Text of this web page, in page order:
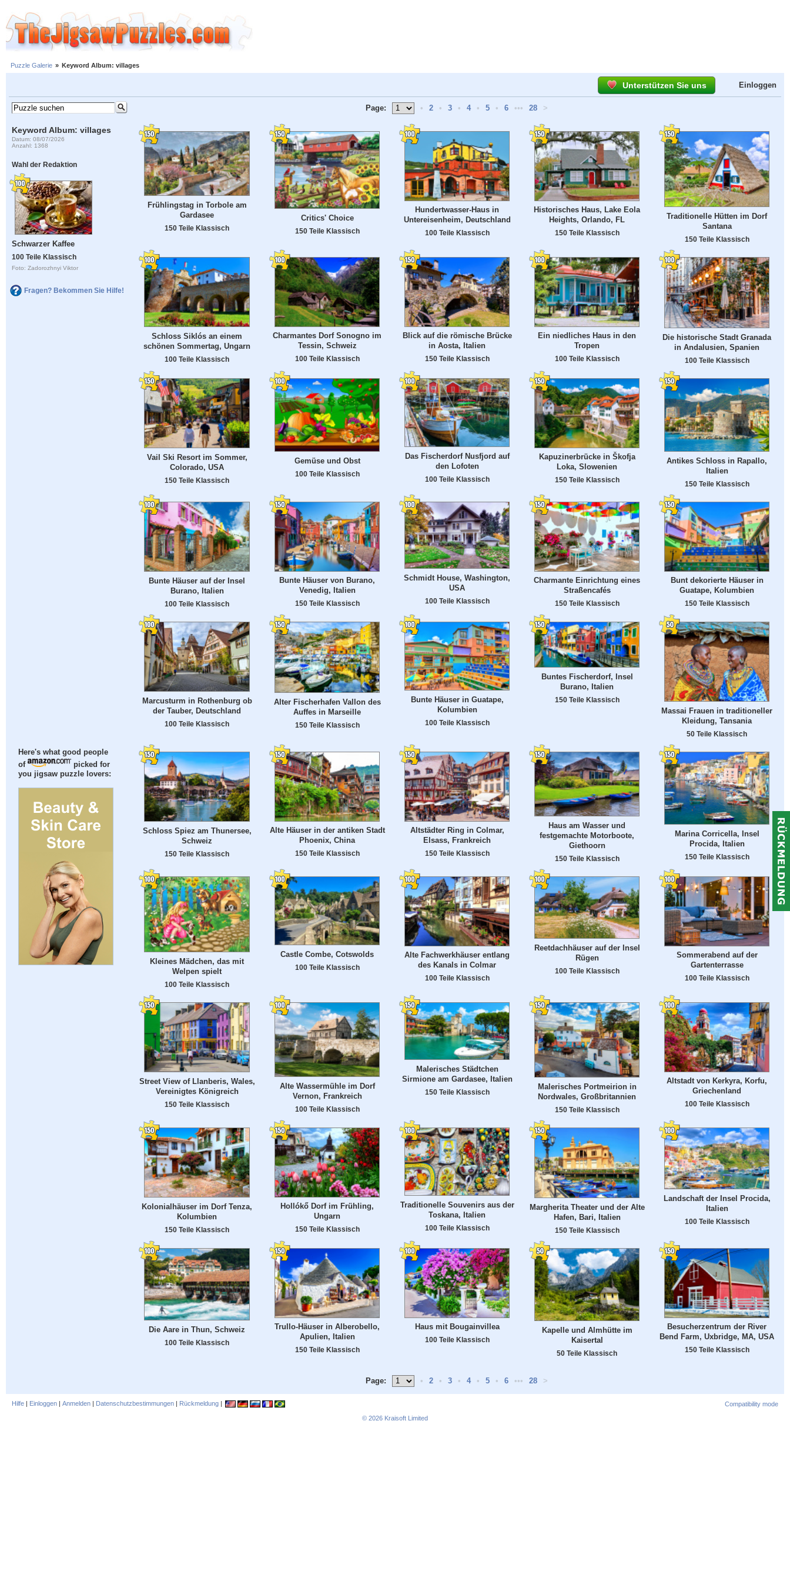
Puzzle Galerie » Keyword Album: villages
Unterstützen Sie uns Einloggen
Keyword Album: villages
Datum: 08/07/2026
Anzahl: 1368
Wahl der Redaktion
Schwarzer Kaffee
100 Teile Klassisch
Foto: Zadorozhnyi Viktor
Fragen? Bekommen Sie Hilfe!
Here's what good people
of
picked for
you jigsaw puzzle lovers:
Page: • 2 • 3 • 4 • 5 • 6 ••• 28 >
Frühlingstag in Torbole am
Gardasee
150 Teile Klassisch
Critics' Choice
150 Teile Klassisch
Hundertwasser-Haus in
Untereisenheim, Deutschland
100 Teile Klassisch
Historisches Haus, Lake Eola
Heights, Orlando, FL
150 Teile Klassisch
Traditionelle Hütten im Dorf
Santana
150 Teile Klassisch
Schloss Siklós an einem
schönen Sommertag, Ungarn
100 Teile Klassisch
Charmantes Dorf Sonogno im
Tessin, Schweiz
100 Teile Klassisch
Blick auf die römische Brücke
in Aosta, Italien
150 Teile Klassisch
Ein niedliches Haus in den
Tropen
100 Teile Klassisch
Die historische Stadt Granada
in Andalusien, Spanien
100 Teile Klassisch
Vail Ski Resort im Sommer,
Colorado, USA
150 Teile Klassisch
Gemüse und Obst
100 Teile Klassisch
Das Fischerdorf Nusfjord auf
den Lofoten
100 Teile Klassisch
Kapuzinerbrücke in Škofja
Loka, Slowenien
150 Teile Klassisch
Antikes Schloss in Rapallo,
Italien
150 Teile Klassisch
Bunte Häuser auf der Insel
Burano, Italien
100 Teile Klassisch
Bunte Häuser von Burano,
Venedig, Italien
150 Teile Klassisch
Schmidt House, Washington,
USA
100 Teile Klassisch
Charmante Einrichtung eines
Straßencafés
150 Teile Klassisch
Bunt dekorierte Häuser in
Guatape, Kolumbien
150 Teile Klassisch
Marcusturm in Rothenburg ob
der Tauber, Deutschland
100 Teile Klassisch
Alter Fischerhafen Vallon des
Auffes in Marseille
150 Teile Klassisch
Bunte Häuser in Guatape,
Kolumbien
100 Teile Klassisch
Buntes Fischerdorf, Insel
Burano, Italien
150 Teile Klassisch
Massai Frauen in traditioneller
Kleidung, Tansania
50 Teile Klassisch
Schloss Spiez am Thunersee,
Schweiz
150 Teile Klassisch
Alte Häuser in der antiken Stadt
Phoenix, China
150 Teile Klassisch
Altstädter Ring in Colmar,
Elsass, Frankreich
150 Teile Klassisch
Haus am Wasser und
festgemachte Motorboote,
Giethoorn
150 Teile Klassisch
Marina Corricella, Insel
Procida, Italien
150 Teile Klassisch
Kleines Mädchen, das mit
Welpen spielt
100 Teile Klassisch
Castle Combe, Cotswolds
100 Teile Klassisch
Alte Fachwerkhäuser entlang
des Kanals in Colmar
100 Teile Klassisch
Reetdachhäuser auf der Insel
Rügen
100 Teile Klassisch
Sommerabend auf der
Gartenterrasse
100 Teile Klassisch
Street View of Llanberis, Wales,
Vereinigtes Königreich
150 Teile Klassisch
Alte Wassermühle im Dorf
Vernon, Frankreich
100 Teile Klassisch
Malerisches Städtchen
Sirmione am Gardasee, Italien
150 Teile Klassisch
Malerisches Portmeirion in
Nordwales, Großbritannien
150 Teile Klassisch
Altstadt von Kerkyra, Korfu,
Griechenland
100 Teile Klassisch
Kolonialhäuser im Dorf Tenza,
Kolumbien
150 Teile Klassisch
Hollókő Dorf im Frühling,
Ungarn
150 Teile Klassisch
Traditionelle Souvenirs aus der
Toskana, Italien
100 Teile Klassisch
Margherita Theater und der Alte
Hafen, Bari, Italien
150 Teile Klassisch
Landschaft der Insel Procida,
Italien
100 Teile Klassisch
Die Aare in Thun, Schweiz
100 Teile Klassisch
Trullo-Häuser in Alberobello,
Apulien, Italien
150 Teile Klassisch
Haus mit Bougainvillea
100 Teile Klassisch
Kapelle und Almhütte im
Kaisertal
50 Teile Klassisch
Besucherzentrum der River
Bend Farm, Uxbridge, MA, USA
150 Teile Klassisch
Page: • 2 • 3 • 4 • 5 • 6 ••• 28 >
Hilfe | Einloggen | Anmelden | Datenschutzbestimmungen | Rückmeldung |
Compatibility mode
© 2026 Kraisoft Limited